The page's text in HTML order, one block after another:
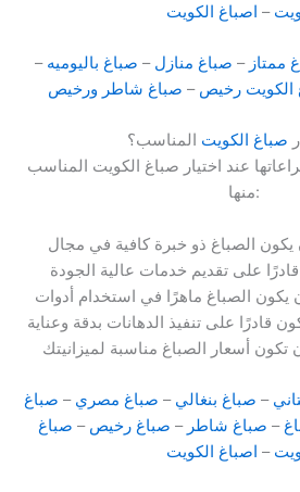
– اصباغ الكويت
ممتاز – صباغ منازل – صباغ باليوميه –
الكويت رخيص – صباغ شاطر ورخيص
صباغ الكويت المناسب؟
عند اختيار صباغ الكويت المناسب
منها:
الصباغ ذو خبرة كافية في مجال
يكون الصباغ ماهرًا في استخدام أدوات
– صباغ بنغالي – صباغ مصري – صباغ
– صباغ شاطر – صباغ رخيص – صباغ
– اصباغ الكويت